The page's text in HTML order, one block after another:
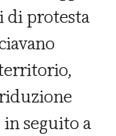
di protesta
seguito a